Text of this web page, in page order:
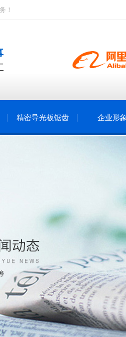
！
精密导光板锯齿 企业形象